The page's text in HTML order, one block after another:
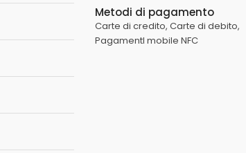
Metodi di pagamento
Carte di credito, Carte di debito,
PagamentI mobile NFC